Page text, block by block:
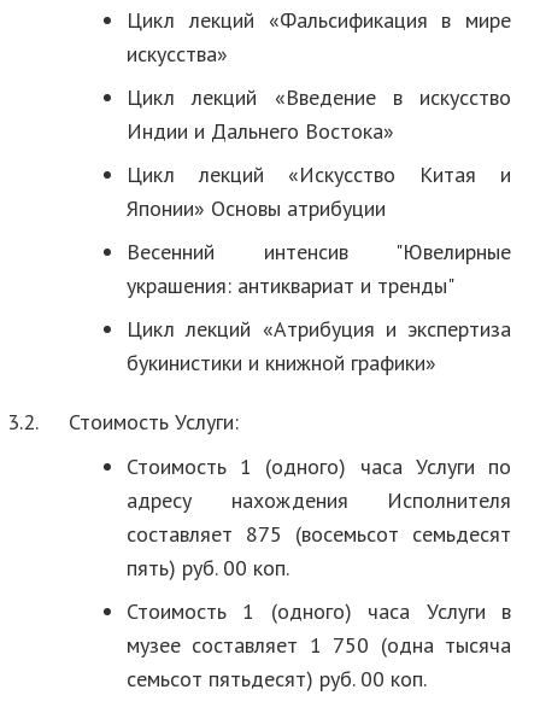
Цикл лекций «Фальсификация в мире
искусства»
Цикл лекций «Введение в искусство
Индии и Дальнего Востока»
Цикл лекций «Искусство Китая и
Японии» Основы атрибуции
Весенний интенсив "Ювелирные
украшения: антиквариат и тренды"
Цикл лекций «Атрибуция и экспертиза
букинистики и книжной графики»
3.2.
Стоимость Услуги:
Стоимость 1 (одного) часа Услуги по
адресу нахождения Исполнителя
составляет 875 (восемьсот семьдесят
пять) руб. 00 коп.
Стоимость 1 (одного) часа Услуги в
музее составляет 1 750 (одна тысяча
семьсот пятьдесят) руб. 00 коп.